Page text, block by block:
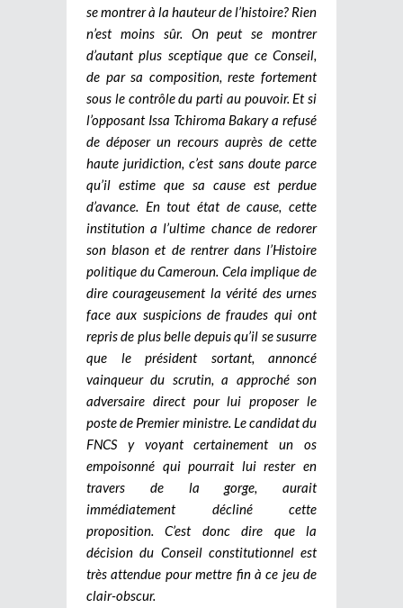
se montrer à la hauteur de l’histoire? Rien
n’est moins sûr. On peut se montrer
d’autant plus sceptique que ce Conseil,
de par sa composition, reste fortement
sous le contrôle du parti au pouvoir. Et si
l’opposant Issa Tchiroma Bakary a refusé
de déposer un recours auprès de cette
haute juridiction, c’est sans doute parce
qu’il estime que sa cause est perdue
d’avance. En tout état de cause, cette
institution a l’ultime chance de redorer
son blason et de rentrer dans l’Histoire
politique du Cameroun. Cela implique de
dire courageusement la vérité des urnes
face aux suspicions de fraudes qui ont
repris de plus belle depuis qu’il se susurre
que le président sortant, annoncé
vainqueur du scrutin, a approché son
adversaire direct pour lui proposer le
poste de Premier ministre. Le candidat du
FNCS y voyant certainement un os
empoisonné qui pourrait lui rester en
travers de la gorge, aurait
immédiatement décliné cette
proposition. C’est donc dire que la
décision du Conseil constitutionnel est
très attendue pour mettre fin à ce jeu de
clair-obscur.